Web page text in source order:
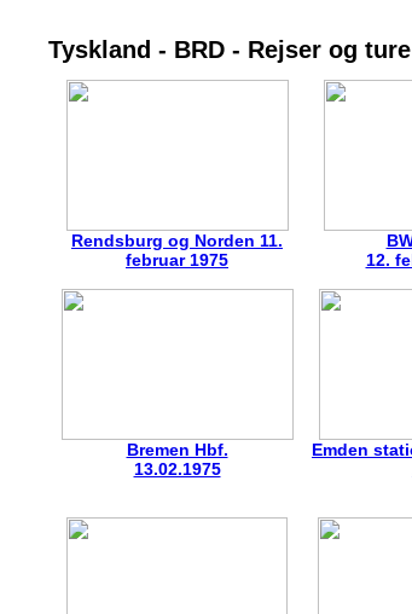
Tyskland - BRD - Rejser og
Rendsburg og Norden 11.
februar 1975
12.
Bremen Hbf.
13.02.1975
Emden